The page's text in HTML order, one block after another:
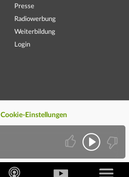
Presse
Radiowerbung
Weiterbildung
Login
Cookie-Einstellungen